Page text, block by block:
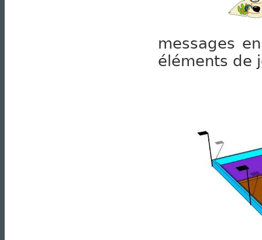
messages
éléments de